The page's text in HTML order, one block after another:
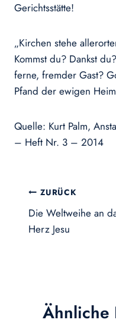
Gerichtsstätte!
„Kirchen stehe
Kommst du? Dankst
ferne, fremder Gast?
Pfand der ewigen
Quelle: Kurt Palm,
– Heft Nr. 3 – 2014
ZURÜCK
Die Weltweihe an
Herz Jesu
Ähnliche